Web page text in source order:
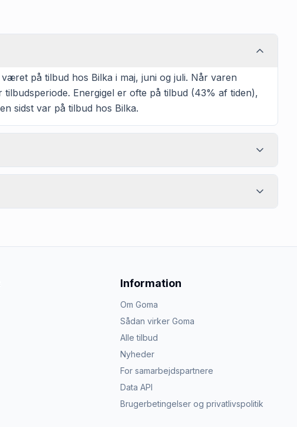
på tilbud hos Bilka i maj, juni og juli. Når varen
Energigel er ofte på tilbud (43% af tiden),
sidst var på tilbud hos Bilka.
Information
Om Goma
Sådan virker Goma
Alle tilbud
Nyheder
For samarbejdspartnere
Data API
Brugerbetingelser og privatlivspolitik